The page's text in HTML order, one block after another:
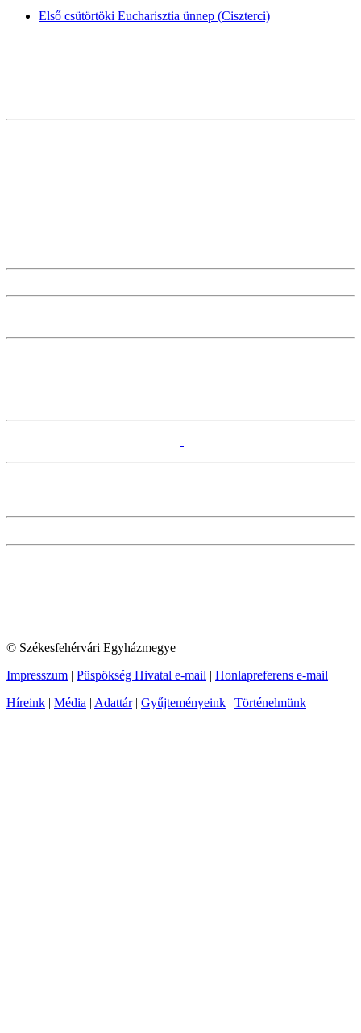
Első csütörtöki Eucharisztia ünnep (Ciszterci)
© Székesfehérvári Egyházmegye
Impresszum | Püspökség Hivatal e-mail | Honlapreferens e-mail
Híreink | Média | Adattár| Gyűjteményeink | Történelmünk